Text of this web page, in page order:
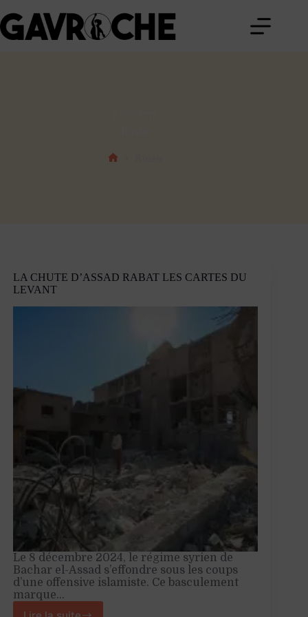
au
contenu
LA CHUTE D’ASSAD RABAT LES CARTES DU
LEVANT
Le 8 décembre 2024, le régime syrien de
Bachar el-Assad s’effondre sous les coups
d’une offensive islamiste. Ce basculement
marque…